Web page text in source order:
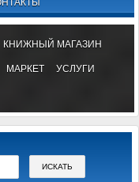
КНИЖНЫЙ МАГАЗИН
МАРКЕТ УСЛУГИ